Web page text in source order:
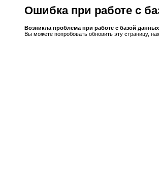
Ошибка при работе с
Возникла проблема при работе с базой
Вы можете попробовать обновить эту страницу,